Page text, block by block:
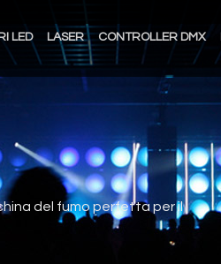
LED LASER CONTROLLER DMX
del fumo perfetta per il